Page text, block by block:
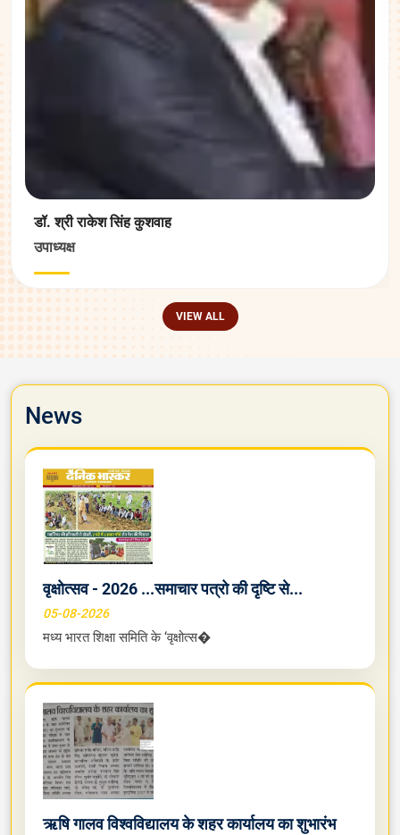
डॉ. श्री राकेश सिंह कुशवाह
उपाध्यक्ष
VIEW ALL
News
वृक्षोत्सव - 2026 ...समाचार पत्रो की दृष्टि से...
05-08-2026
मध्य भारत शिक्षा समिति के ‘वृक्षोत्स�
ऋषि गालव विश्वविद्यालय के शहर कार्यालय का शुभारंभ